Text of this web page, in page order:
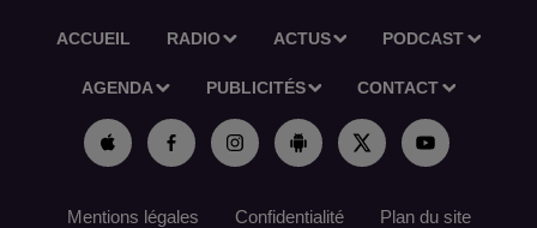
ACCUEIL RADIO ACTUS PODCAST
AGENDA PUBLICITÉS CONTACT
Mentions légales Confidentialité Plan du site